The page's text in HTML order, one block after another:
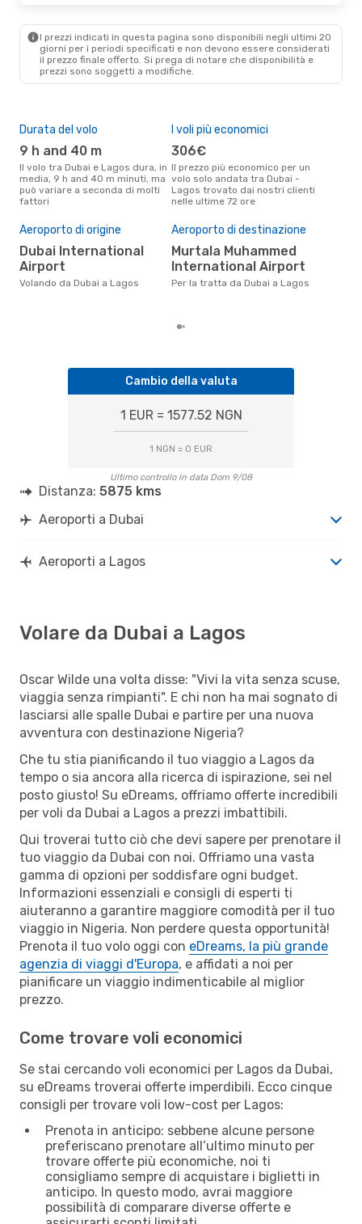
I prezzi indicati in questa pagina sono disponibili negli ultimi 20
giorni per i periodi specificati e non devono essere considerati
il ​​prezzo finale offerto. Si prega di notare che disponibilità e
prezzi sono soggetti a modifiche.
Durata del volo
9 h and 40 m
Il volo tra Dubai e Lagos dura, in
media, 9 h and 40 m minuti, ma
può variare a seconda di molti
fattori
I voli più economici
306€
Il prezzo più economico per un
volo solo andata tra Dubai -
Lagos trovato dai nostri clienti
nelle ultime 72 ore
Aeroporto di origine
Dubai International
Airport
Volando da Dubai a Lagos
Aeroporto di destinazione
Murtala Muhammed
International Airport
Per la tratta da Dubai a Lagos
Cambio della valuta
1 EUR = 1577.52 NGN
1 NGN = 0 EUR
Ultimo controllo in data Dom 9/08
Distanza: 5875 kms
Aeroporti a Dubai
Aeroporti a Lagos
Volare da Dubai a Lagos
Oscar Wilde una volta disse: "Vivi la vita senza scuse,
viaggia senza rimpianti". E chi non ha mai sognato di
lasciarsi alle spalle Dubai e partire per una nuova
avventura con destinazione Nigeria?
Che tu stia pianificando il tuo viaggio a Lagos da
tempo o sia ancora alla ricerca di ispirazione, sei nel
posto giusto! Su eDreams, offriamo offerte incredibili
per voli da Dubai a Lagos a prezzi imbattibili.
Qui troverai tutto ciò che devi sapere per prenotare il
tuo viaggio da Dubai con noi. Offriamo una vasta
gamma di opzioni per soddisfare ogni budget.
Informazioni essenziali e consigli di esperti ti
aiuteranno a garantire maggiore comodità per il tuo
viaggio in Nigeria. Non perdere questa opportunità!
Prenota il tuo volo oggi con eDreams, la più grande
agenzia di viaggi d'Europa, e affidati a noi per
pianificare un viaggio indimenticabile al miglior
prezzo.
Come trovare voli economici
Se stai cercando voli economici per Lagos da Dubai,
su eDreams troverai offerte imperdibili. Ecco cinque
consigli per trovare voli low-cost per Lagos:
Prenota in anticipo: sebbene alcune persone
preferiscano prenotare all’ultimo minuto per
trovare offerte più economiche, noi ti
consigliamo sempre di acquistare i biglietti in
anticipo. In questo modo, avrai maggiore
possibilità di comparare diverse offerte e